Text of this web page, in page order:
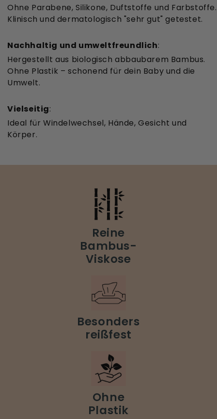
Ohne Parabene, Silikone, Duftstoffe und Farbstoffe.
Klinisch und dermatologisch "sehr gut" getestet.
Nachhaltig und umweltfreundlich:
Hergestellt aus biologisch abbaubarem Bambus.
Ohne Plastik – schonend für dein Baby und die
Umwelt.
Vielseitig:
Ideal für Windelwechsel, Hände, Gesicht und
Körper.
Reine
Bambus-
Viskose
Besonders
reißfest
Ohne
Plastik